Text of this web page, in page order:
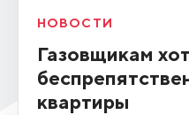
НОВОСТИ
Газовщикам
квартиры